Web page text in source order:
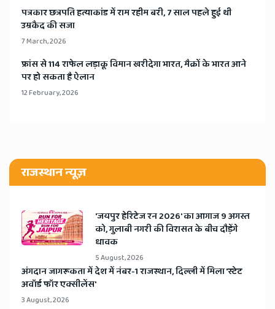
​पत्रकार छत्रपति हत्याकांड में राम रहीम बरी, 7 साल पहले हुई थी
उम्रकैद की सजा
7 March, 2026
​फ्रांस से 114 राफेल लड़ाकू विमान खरीदेगा भारत, मैक्रों के भारत आने
पर हो सकता है ऐलान
12 February, 2026
राजस्थान न्यूज़
​'जयपुर हेरिटेज रन 2026' का आगाज 9 अगस्त
को, गुलाबी नगरी की विरासत के बीच दौड़ेंगे
धावक
5 August, 2026
अंगदान जागरूकता में देश में नंबर-1 राजस्थान, दिल्ली में मिला 'स्टेट
अवॉर्ड फॉर एक्सीलेंस'
3 August, 2026